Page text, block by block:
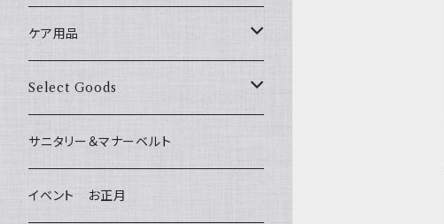
XSサイズ(テープ幅1.0cm) _ リード
Mサイズ(テープ幅2.0cm) _ 首輪&リードセ
季節限定 夏
季節限定 ハロウィン
季節限定 クリスマス
Wonderful Kitchen / (旧)P-ball
サークル
サークルカバー
ケア用品
ブラシ類
デンタルケア
除菌・抗菌・消臭
Select Goods
Bichon Frise
サニタリー＆マナーベルト
イベント お正月